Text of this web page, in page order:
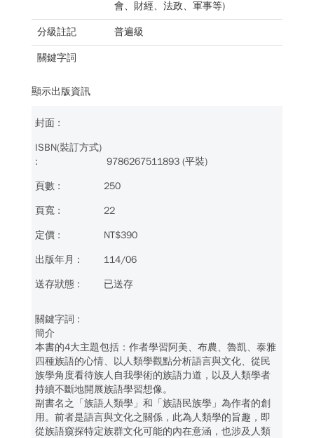
會、財經、法政、軍事等)
分級註記 普遍級
關鍵字詞
顯示出版資訊
9786267511893 (平裝)
250
22
NT$390
114/06
已送存
簡介
本書的4大主題包括：作者學習阿美、布農、魯凱、泰雅
四種族語的心情、以人類學觀點分析語言與文化、從民
族學角度看待族人自我學術的族語力道，以及人類學者
持續不斷地開展族語學習想像。
副書名之「族語人類學」和「族語民族學」為作者的創
用。前者是語言與文化之關係，此為人類學的旨趣，即
從族語窺探特定族群文化可能的內在意涵，也涉及人類